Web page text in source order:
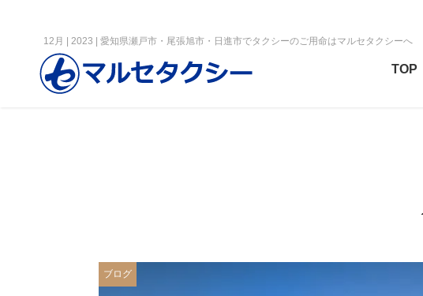
12月 | 2023 | 愛知県瀬戸市・尾張旭市・日進市でタクシーのご用命はマルセタクシーへ
TOP
ブログ